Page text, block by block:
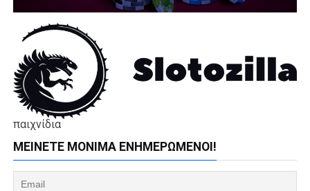
παιχνίδια
ΜΕΊΝΕΤΕ ΜΌΝΙΜΑ ΕΝΗΜΕΡΏΜΕΝΟΙ!